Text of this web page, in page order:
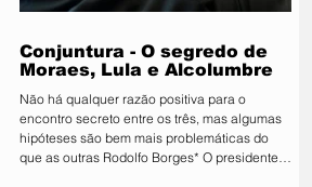
traz como principal bandeira o lema
Conjuntura - O segredo de
Moraes, Lula e Alcolumbre
Não há qualquer razão positiva para o
encontro secreto entre os três, mas algumas
hipóteses são bem mais problemáticas do
que as outras Rodolfo Borges* O presidente